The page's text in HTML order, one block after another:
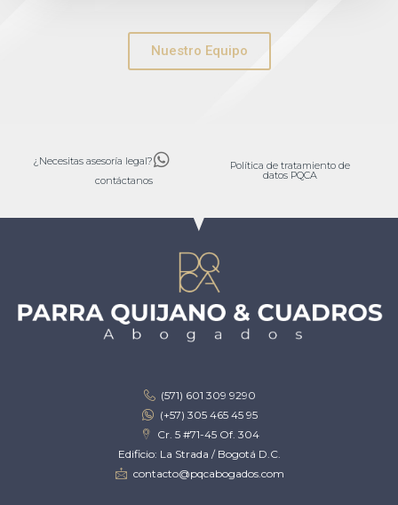
Nuestro Equipo
¿Necesitas asesoría legal?
contáctanos
Política de tratamiento de
datos PQCA
(571) 601 309 9290
(+57) 305 465 45 95
Cr. 5 #71-45 Of. 304
Edificio: La Strada / Bogotá D.C.
contacto@pqcabogados.com